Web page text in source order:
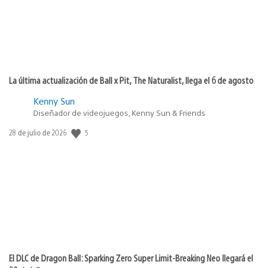
La última actualización de Ball x Pit, The Naturalist, llega el 6 de agosto
Kenny Sun
Diseñador de videojuegos, Kenny Sun & Friends
Fecha
28 de julio de 2026 5
El DLC de Dragon Ball: Sparking Zero Super Limit-Breaking Neo llegará el